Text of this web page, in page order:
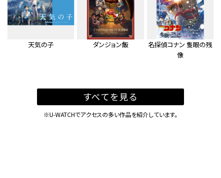
天気の子 ダンジョン飯
名探偵コナン 隻眼の残
像
すべてを見る
※U-WATCHでアクセスの多い作品を紹介しています。